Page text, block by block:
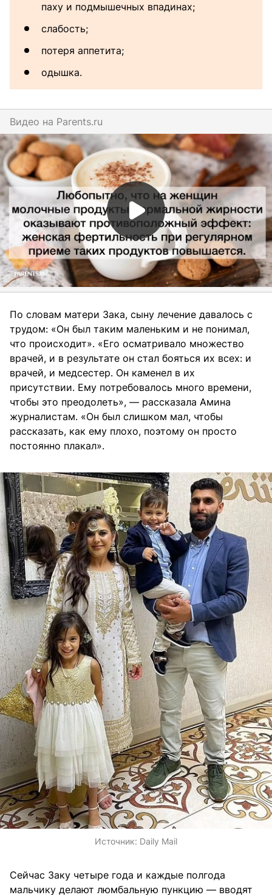
паху и подмышечных впадинах;
слабость;
потеря аппетита;
одышка.
Видео на parents.ru
По словам матери Зака, сыну лечение давалось с
трудом: «Он был таким маленьким и не понимал,
что происходит». «Его осматривало множество
врачей, и в результате он стал бояться их всех: и
врачей, и медсестер. Он каменел в их
присутствии. Ему потребовалось много времени,
чтобы это преодолеть», — рассказала Амина
журналистам. «Он был слишком мал, чтобы
рассказать, как ему плохо, поэтому он просто
постоянно плакал».
Источник: Daily Mail
Сейчас Заку четыре года и каждые полгода
мальчику делают люмбальную пункцию — вводят